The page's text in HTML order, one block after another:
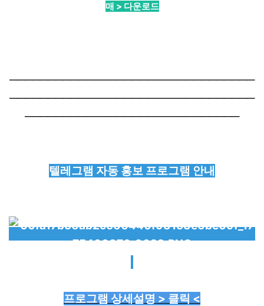
매 > 다운로드
────────────────────────────────
────────────────────────────────
────────────────────────────
텔레그램 자동 홍보 프로그램 안내
프로그램 상세설명 > 클릭 <